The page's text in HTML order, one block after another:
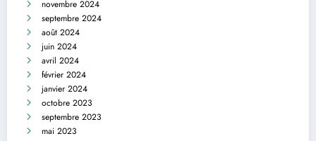
novembre 2024
septembre 2024
août 2024
juin 2024
avril 2024
février 2024
janvier 2024
octobre 2023
septembre 2023
mai 2023